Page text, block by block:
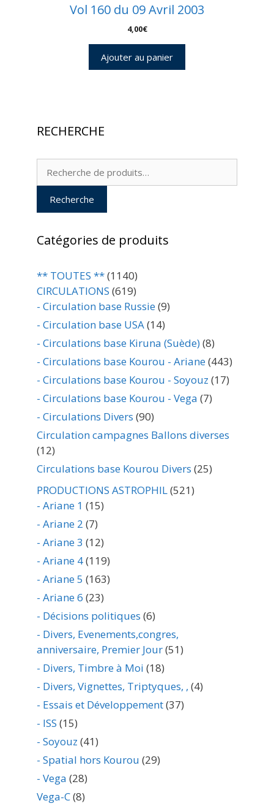
Vol 160 du 09 Avril 2003
4,00€
Ajouter au panier
RECHERCHE
Recherche
Recherche
Catégories de produits
** TOUTES **(1140)
CIRCULATIONS (619)
- Circulation base Russie(9)
- Circulation base USA(14)
- Circulations base Kiruna (Suède)(8)
- Circulations base Kourou - Ariane(443)
- Circulations base Kourou - Soyouz (17)
- Circulations base Kourou - Vega (7)
- Circulations Divers (90)
Circulation campagnes Ballons diverses
(12)
Circulations base Kourou Divers (25)
PRODUCTIONS ASTROPHIL(521)
- Ariane 1 (15)
- Ariane 2 (7)
- Ariane 3 (12)
- Ariane 4(119)
- Ariane 5 (163)
- Ariane 6 (23)
- Décisions politiques (6)
- Divers, Evenements,congres,
anniversaire, Premier Jour(51)
- Divers, Timbre à Moi (18)
- Divers, Vignettes, Triptyques, , (4)
- Essais et Développement(37)
- ISS (15)
- Soyouz (41)
- Spatial hors Kourou (29)
- Vega (28)
Vega-C(8)